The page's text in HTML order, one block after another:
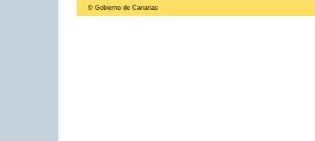
© Gobierno de Canarias